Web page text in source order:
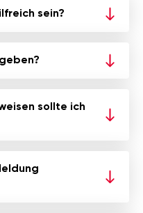
sein?
sollte ich